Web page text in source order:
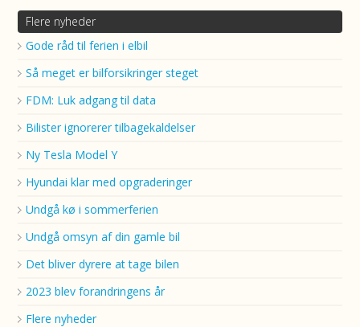
Flere nyheder
Gode råd til ferien i elbil
Så meget er bilforsikringer steget
FDM: Luk adgang til data
Bilister ignorerer tilbagekaldelser
Ny Tesla Model Y
Hyundai klar med opgraderinger
Undgå kø i sommerferien
Undgå omsyn af din gamle bil
Det bliver dyrere at tage bilen
2023 blev forandringens år
Flere nyheder